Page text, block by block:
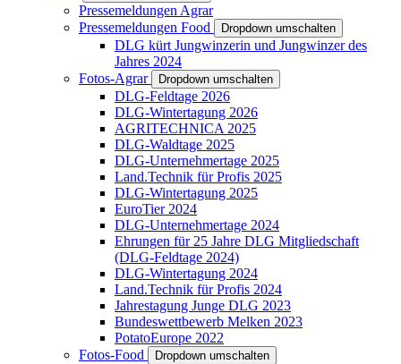
Pressemeldungen Agrar
Pressemeldungen Food
Dropdown umschalten
DLG kürt Jungwinzerin und Jungwinzer des
Jahres 2024
Fotos-Agrar
Dropdown umschalten
DLG-Feldtage 2026
DLG-Wintertagung 2026
AGRITECHNICA 2025
DLG-Waldtage 2025
DLG-Unternehmertage 2025
Land.Technik für Profis 2025
DLG-Wintertagung 2025
EuroTier 2024
DLG-Unternehmertage 2024
Ehrungen für 25 Jahre DLG Mitgliedschaft
(DLG-Feldtage 2024)
DLG-Wintertagung 2024
Land.Technik für Profis 2024
Jahrestagung Junge DLG 2023
Bundeswettbewerb Melken 2023
PotatoEurope 2022
Fotos-Food
Dropdown umschalten